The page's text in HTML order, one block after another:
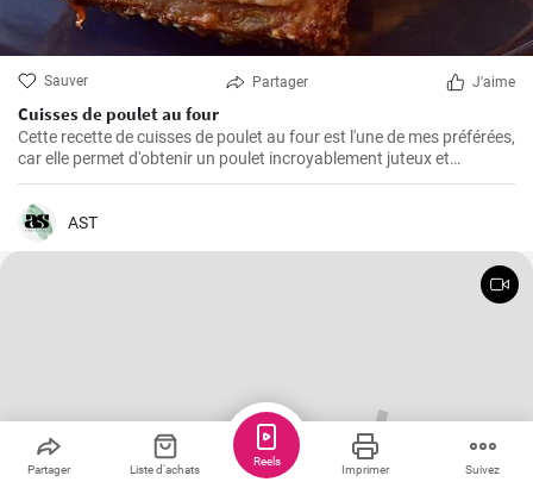
Sauver Partager J'aime
Cuisses de poulet au four
Cette recette de cuisses de poulet au four est l'une de mes préférées,
car elle permet d'obtenir un poulet incroyablement juteux et
savoureux. Les cuisses de poulet sont les parties du poulet que je
préfère cuire au four parce qu'elles restent juteuses même après un
long temps de cuisson. De plus, les ingrédients sont simples, mais
parviennent toujours à faire ressortir le meilleur du poulet, créant
AST
Partager Liste d'achats Imprimer Suivez
Reels